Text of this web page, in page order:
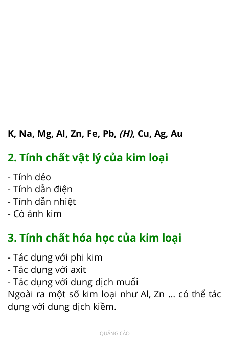
K, Na, Mg, Al, Zn, Fe, Pb, (H), Cu, Ag, Au
2. Tính chất vật lý của kim loại
- Tính dẻo
- Tính dẫn điện
- Tính dẫn nhiệt
- Có ánh kim
3. Tính chất hóa học của kim loại
- Tác dụng với phi kim
- Tác dụng với axit
- Tác dụng với dung dịch muối
Ngoài ra một số kim loại như Al, Zn … có thể tác
dụng với dung dịch kiềm.
QUẢNG CÁO